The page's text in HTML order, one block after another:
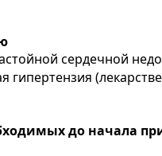
сердечной
гипертензия
до начала